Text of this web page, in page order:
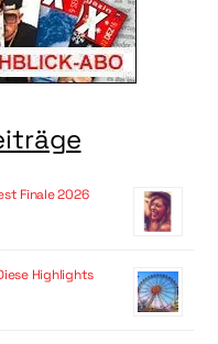
Finale 2026
Highlights